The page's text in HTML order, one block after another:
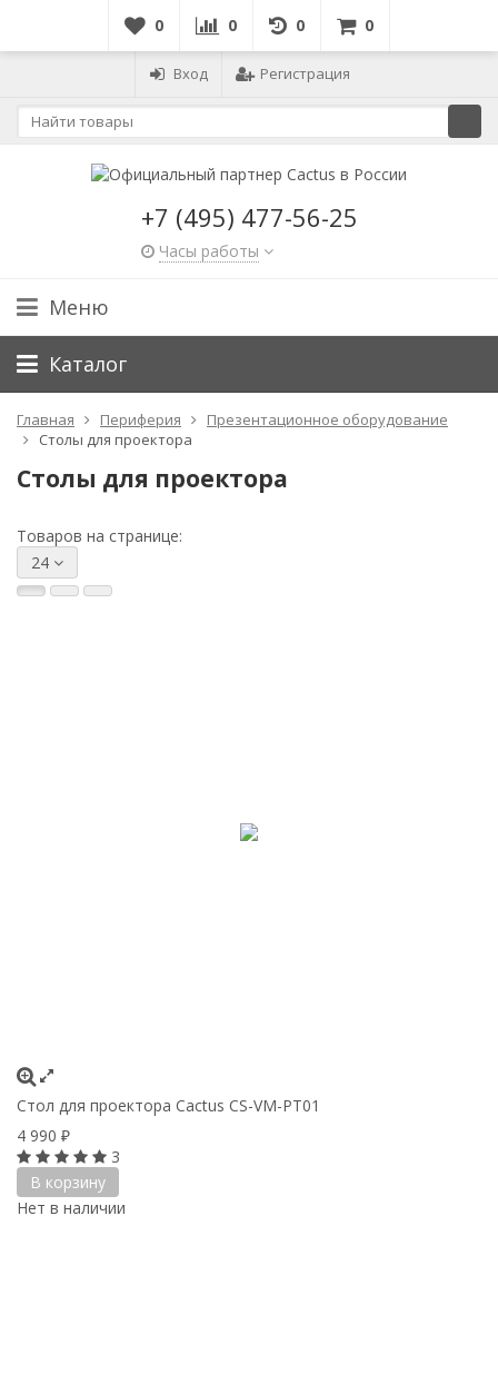
0 0 0 0
Вход Регистрация
+7 (495) 477-56-25
Часы работы
Меню
Каталог
Главная Периферия
Презентационное оборудование
Столы для проектора
Столы для проектора
Товаров на странице:
24
Стол для проектора Cactus CS-VM-PT01
4 990 ₽
3
В корзину
Нет в наличии